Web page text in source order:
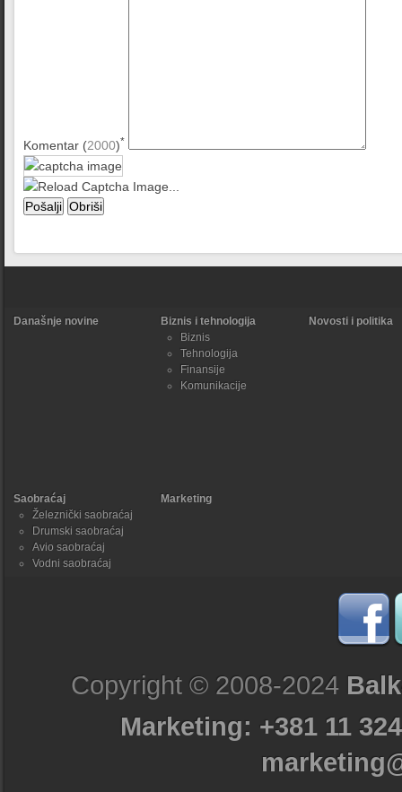
Komentar (2000)*
Današnje novine
Biznis i tehnologija
Biznis
Tehnologija
Finansije
Komunikacije
Novosti i politika
Saobraćaj
Železnički saobraćaj
Drumski saobraćaj
Avio saobraćaj
Vodni saobraćaj
Marketing
Copyright © 2008-2024
Marketing: +381 11